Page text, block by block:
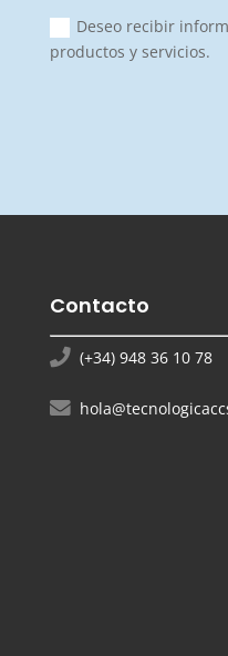
Deseo recibir
productos y servicios.
Contacto
(+34) 948 36 10 78